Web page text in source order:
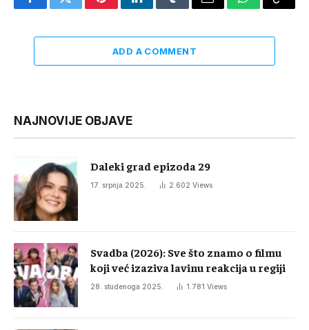
FacebookTwitterPinterestLinkedInTumblrEmail WhatsApp
Copy
ADD A COMMENT
NAJNOVIJE OBJAVE
Daleki grad epizoda 29
17. srpnja 2025. 2.602 Views
Svadba (2026): Sve što znamo o filmu
koji već izaziva lavinu reakcija u regiji
28. studenoga 2025. 1.781 Views